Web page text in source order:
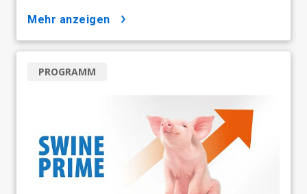
mehr anzeigen
PROGRAMM